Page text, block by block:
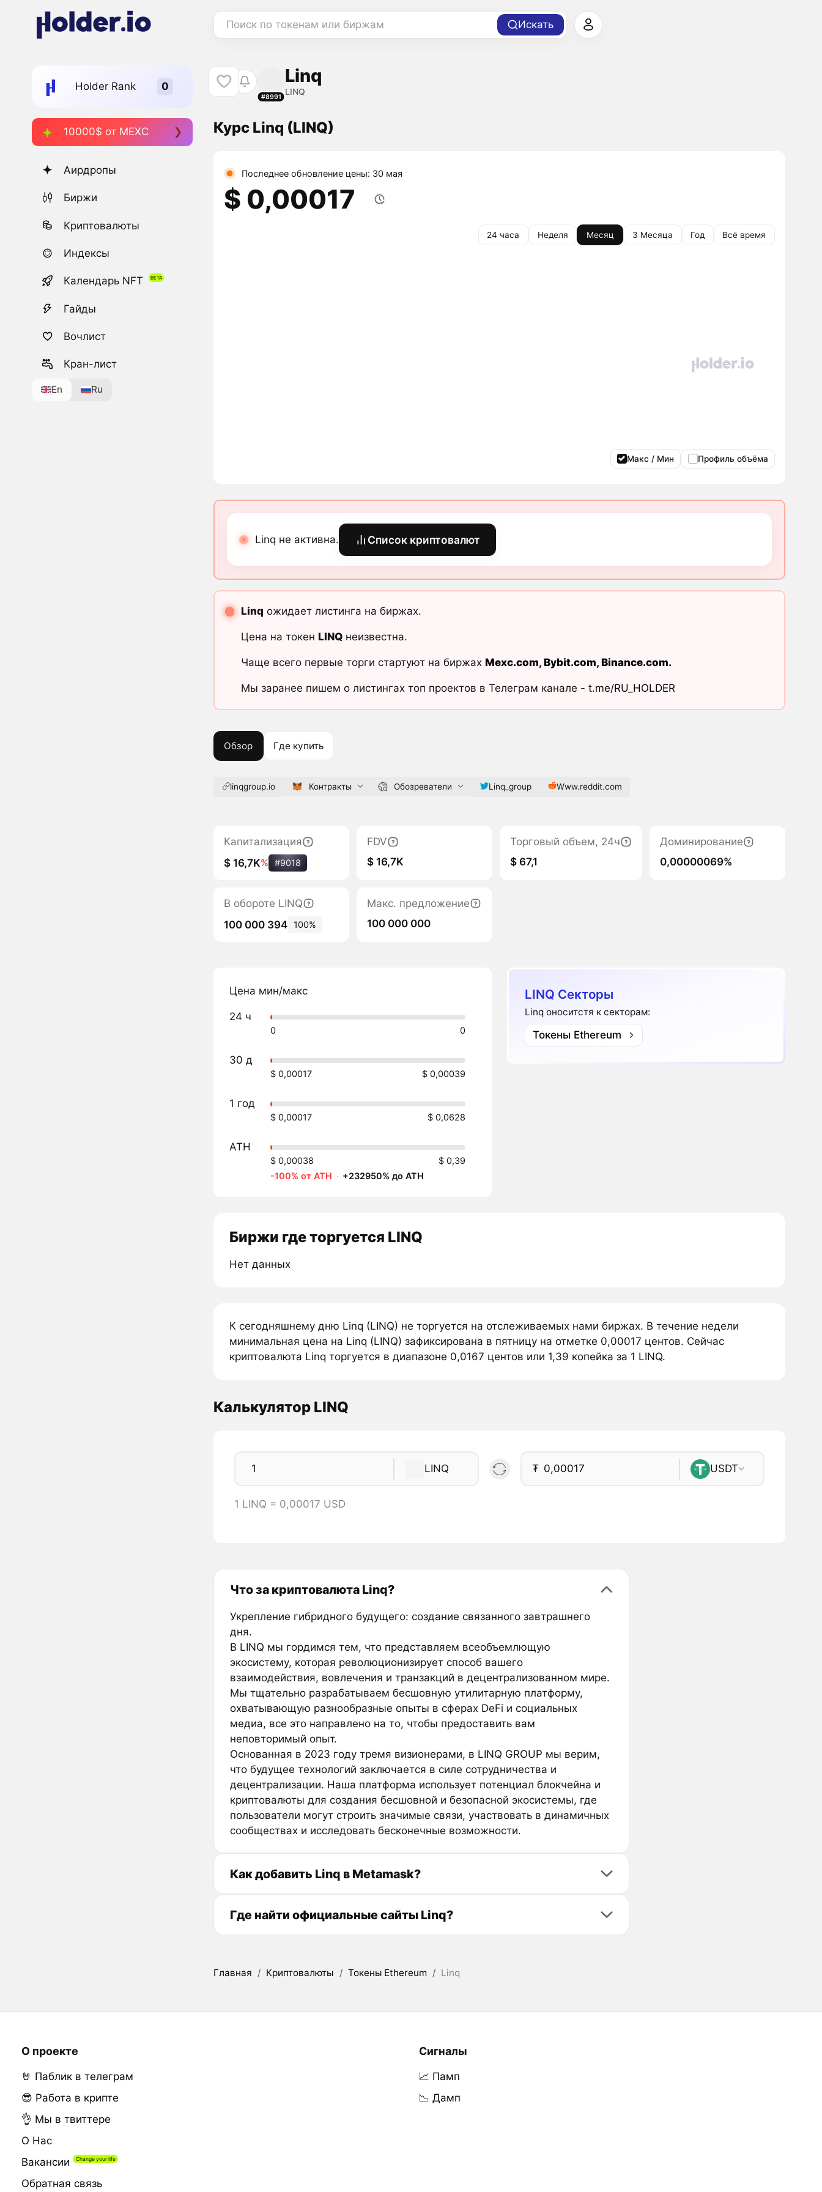
Поиск по токенам или биржам Искать
Holder Rank
10000$ от MEXC
Аирдропы
Биржи
Криптовалюты
Индексы
Календарь NFT
Гайды
Вочлист
Кран-лист
En Ru
#8991
Linq
LINQ
Курс Linq (LINQ)
Последнее обновление цены: 30 мая
$ 0,00017
24 часа Неделя Месяц 3 Месяца Год Всё время
Макс / Мин Профиль объёма
Linq не активна. Список криптовалют
Linq ожидает листинга на биржах.
Цена на токен LINQнеизвестна.
Чаще всего первые торги стартуют на биржах Mexc.com, Bybit.com, Binance.com.
Мы заранее пишем о листингах топ проектов в Телеграм канале - t.me/RU_HOLDER
Обзор Где купить
linqgroup.io Контракты Обозреватели Linq_group Www.reddit.com
Капитализация
$ 16,7K% #9018
FDV
$ 16,7K
Торговый объем, 24ч
$ 67,1
Доминирование
0,00000069%
В обороте LINQ
100 000 394
100%
Макс. предложение
100 000 000
Цена мин/макс
24 ч
0 0
30 д
$ 0,00017 $ 0,00039
1 год
$ 0,00017 $ 0,0628
ATH
$ 0,00038
$ 0,39
-100% от ATH · +232950% до ATH
LINQ Секторы
Linq оноситстя к секторам:
Токены Ethereum
Биржи где торгуется LINQ
Нет данных
К сегодняшнему дню Linq (LINQ) не торгуется на отслеживаемых нами биржах. В течение недели
минимальная цена на Linq (LINQ) зафиксирована в пятницу на отметке 0,00017 центов. Сейчас
криптовалюта Linq торгуется в диапазоне 0,0167 центов или 1,39 копейка за 1 LINQ.
Калькулятор LINQ
LINQ ₮ USDT
1 LINQ = 0,00017 USD
Что за криптовалюта Linq?
Укрепление гибридного будущего: создание связанного завтрашнего
дня.
В LINQ мы гордимся тем, что представляем всеобъемлющую
экосистему, которая революционизирует способ вашего
взаимодействия, вовлечения и транзакций в децентрализованном мире.
Мы тщательно разрабатываем бесшовную утилитарную платформу,
охватывающую разнообразные опыты в сферах DeFi и социальных
медиа, все это направлено на то, чтобы предоставить вам
неповторимый опыт.
Основанная в 2023 году тремя визионерами, в LINQ GROUP мы верим,
что будущее технологий заключается в силе сотрудничества и
децентрализации. Наша платформа использует потенциал блокчейна и
криптовалюты для создания бесшовной и безопасной экосистемы, где
пользователи могут строить значимые связи, участвовать в динамичных
сообществах и исследовать бесконечные возможности.
Как добавить Linq в Metamask?
Где найти официальные сайты Linq?
Главная / Криптовалюты / Токены Ethereum / Linq
О проекте
🤘 Паблик в телеграм
😎 Работа в крипте
👌 Мы в твиттере
О Нас
Вакансии
Обратная связь
Сигналы
📈 Памп
📉 Дамп